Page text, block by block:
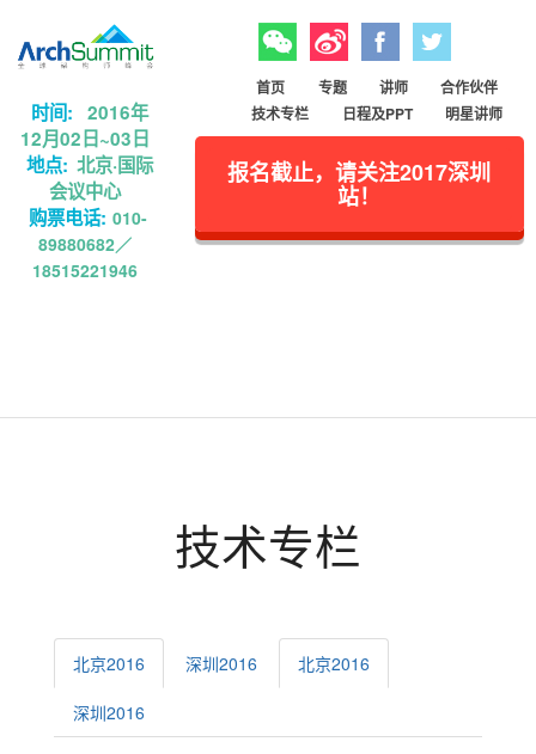
时间: 2016年
12月02日~03日
地点: 北京·国际
会议中心
购票电话: 010-
89880682／
18515221946
微信 微博 Facebook
首页 专题 讲师
合作伙伴
技术专栏
日程及PPT 明星讲师
报名截止，请关注2017深圳
站！
技术专栏
北京2016 深圳2016 北京2016
深圳2016